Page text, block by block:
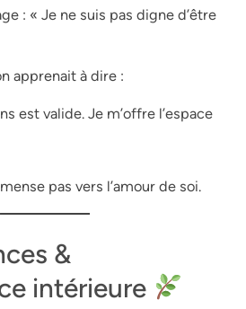
: « Je ne suis pas digne d’être
apprenait à dire :
est valide. Je m’offre l’espace
pas vers l’amour de soi.
&
intérieure